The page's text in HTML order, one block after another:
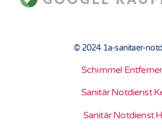
© 2024 1a-sanitaer-
Schimmel
Sanitär Notdienst
Sanitär Notdienst